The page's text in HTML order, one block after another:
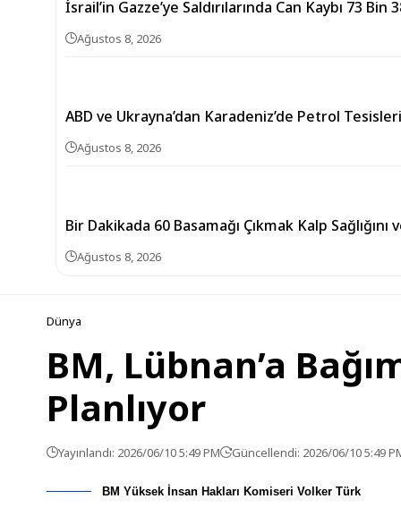
İsrail’in Gazze’ye Saldırılarında Can Kaybı 73 Bin
Ağustos 8, 2026
ABD ve Ukrayna’dan Karadeniz’de Petrol
Ağustos 8, 2026
Bir Dakikada 60 Basamağı Çıkmak Kalp
Ağustos 8, 2026
Dünya
BM, Lübnan’a
Planlıyor
Yayınlandı: 2026/06/10 5:49 PM Güncellendi: 2026/06/10 5:49
BM Yüksek İnsan Hakları Komiseri Volker Türk